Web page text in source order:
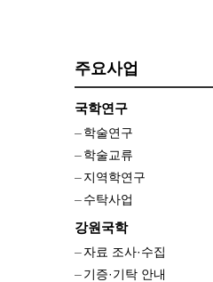
주요사업
국학연구
학술연구
학술교류
지역학연구
수탁사업
강원국학
자료 조사·수집
기증·기탁 안내